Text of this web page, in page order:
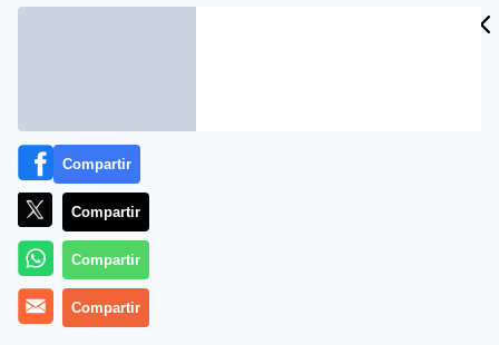
Más información
Compartir
Compartir
Compartir
Compartir